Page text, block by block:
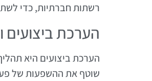
רשתות חברתיות, כדי
הערכת ביצועים
הערכת ביצועים היא
שוטף את ההשפעות של